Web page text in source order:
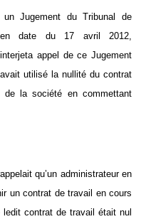
Jugement du Tribunal de
en date du 17 avril 2012,
interjeta appel de ce Jugement
utilisé la nullité du contrat
de la société en commettant
qu’un administrateur en
un contrat de travail en cours
contrat de travail était nul